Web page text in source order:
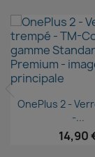
Aperçu
OnePlus 2 -
-...
14,90